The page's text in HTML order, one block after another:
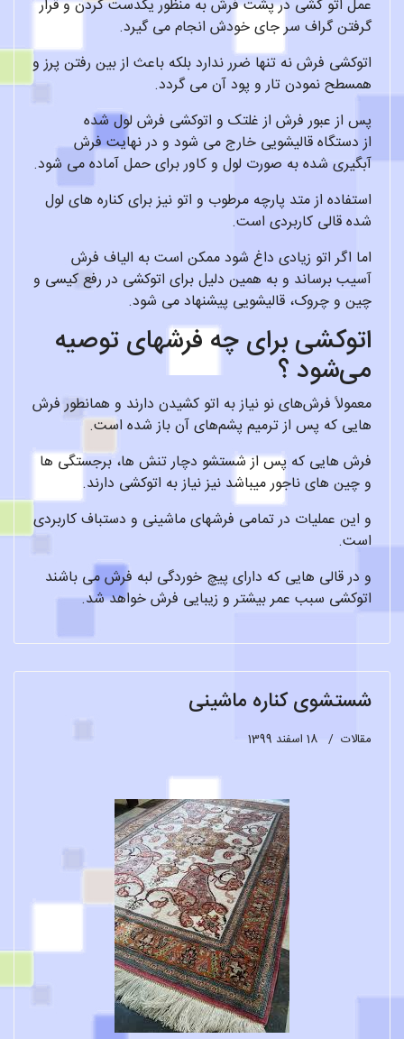
عمل اتو کشی در پشت فرش به منظور یکدست کردن و قرار
گرفتن گراف سر جای خودش انجام می گیرد.
اتوکشی فرش نه تنها ضرر ندارد بلکه باعث از بین رفتن پرز و
همسطح نمودن تار و پود آن می گردد.
پس از عبور فرش از غلتک و اتوکشی فرش لول شده
از دستگاه قالیشویی خارج می شود و در نهایت فرش
آبگیری شده به صورت لول و کاور برای حمل آماده می شود.
استفاده از متد پارچه مرطوب و اتو نیز برای کناره های لول
شده قالی کاربردی است.
اما اگر اتو زیادی داغ شود ممکن است به الیاف فرش
آسیب برساند و به همین دلیل برای اتوکشی در رفع کیسی و
چین و چروک، قالیشویی پیشنهاد می شود.
اتوکشی برای چه فرشهای توصیه
می‌شود ؟
معمولاً فرش‌های نو نیاز به اتو کشیدن دارند و همانطور فرش
هایی که پس از ترمیم پشم‌های آن باز شده است.
فرش هایی که پس از شستشو دچار تنش ها، برجستگی ها
و چین های ناجور میباشد نیز نیاز به اتوکشی دارند.
و این عملیات در تمامی فرشهای ماشینی و دستباف کاربردی
است.
و در قالی هایی که دارای پیچ خوردگی لبه فرش می باشند
اتوکشی سبب عمر بیشتر و زیبایی فرش خواهد شد.
شستشوی کناره ماشینی
مقالات 18 اسفند 1399